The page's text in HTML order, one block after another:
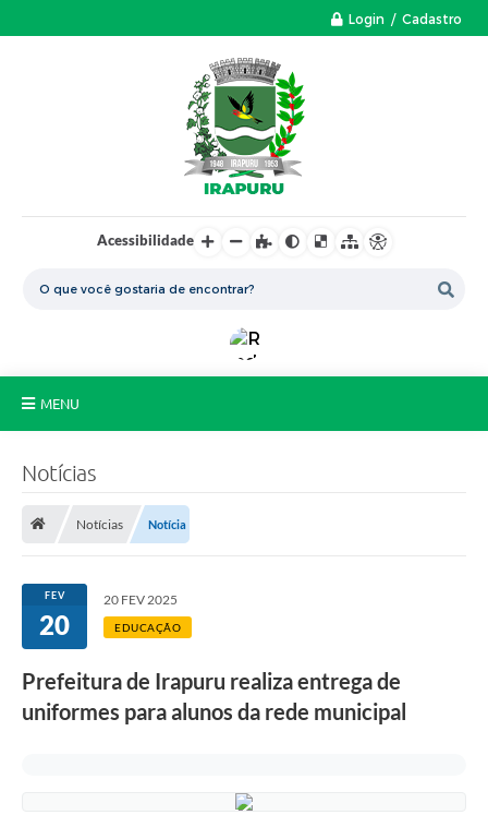
Login / Cadastro
Acessibilidade
MENU
Legislação
Transparência
Contratos
Notícias
Notícias Notícia
FEV
20
20 FEV 2025
EDUCAÇÃO
Prefeitura de Irapuru realiza entrega de
uniformes para alunos da rede municipal